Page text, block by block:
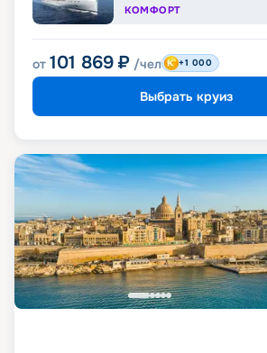
КОМФОРТ
от 101 869 ₽ /чел +1 000
Выбрать круиз